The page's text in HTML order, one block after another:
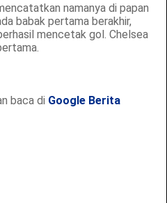
namanya di papan
babak pertama berakhir,
mencetak gol. Chelsea
baca di Google Berita